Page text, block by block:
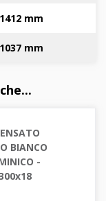
1412 mm
1037 mm
BIANCO
-